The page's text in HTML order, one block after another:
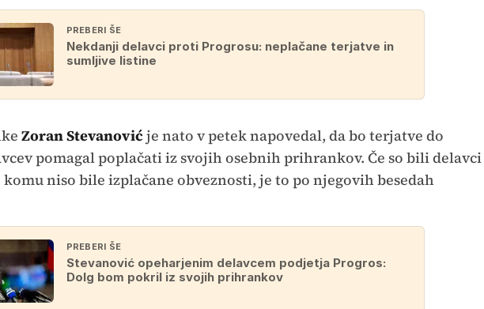
PREBERI ŠE
Nekdanji delavci proti Progrosu: neplačane terjatve in
sumljive listine
Zoran Stevanović je nato v petek napovedal, da bo terjatve do
pomagal poplačati iz svojih osebnih prihrankov. Če so bili delavci
niso bile izplačane obveznosti, je to po njegovih besedah
PREBERI ŠE
Stevanović opeharjenim delavcem podjetja Progros:
Dolg bom pokril iz svojih prihrankov